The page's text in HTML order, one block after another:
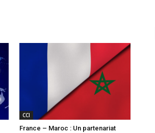
CCI
France – Maroc : Un partenariat